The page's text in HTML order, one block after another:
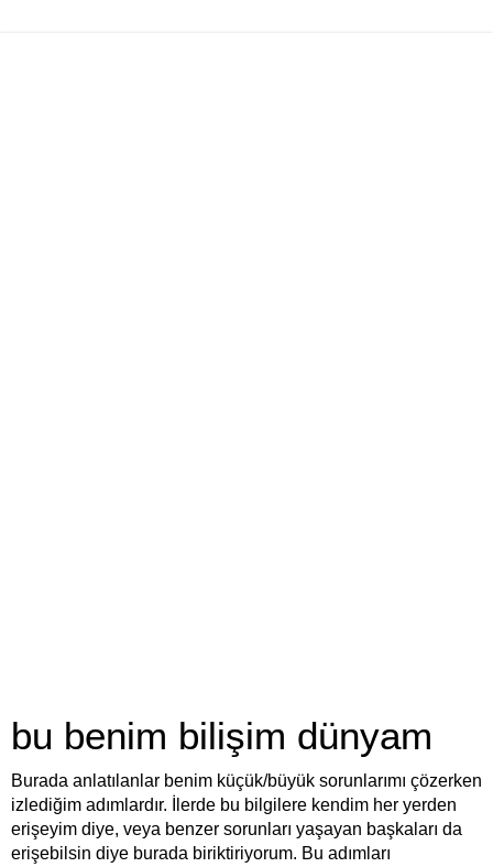
bu benim bilişim dünyam
Burada anlatılanlar benim küçük/büyük sorunlarımı çözerken
izlediğim adımlardır. İlerde bu bilgilere kendim her yerden
erişeyim diye, veya benzer sorunları yaşayan başkaları da
erişebilsin diye burada biriktiriyorum. Bu adımları